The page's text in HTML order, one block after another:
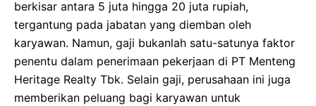
berkisar antara 5 juta hingga 20 juta rupiah,
tergantung pada jabatan yang diemban oleh
karyawan. Namun, gaji bukanlah satu-satunya faktor
penentu dalam penerimaan pekerjaan di PT Menteng
Heritage Realty Tbk. Selain gaji, perusahaan ini juga
memberikan peluang bagi karyawan untuk